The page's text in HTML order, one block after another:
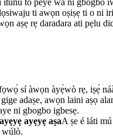
ìtùnú tó péye wà ní gbogbo
ti awọn oṣiṣẹ ti o ni
aṣẹ rẹ daradara ati pẹlu
sí àwọn àyẹ̀wò rẹ, iṣẹ́
adaṣe, awọn laini aṣọ
ni gbogbo igbesẹ.
ayẹyẹ aṣaA ṣe é láti
wúlò.